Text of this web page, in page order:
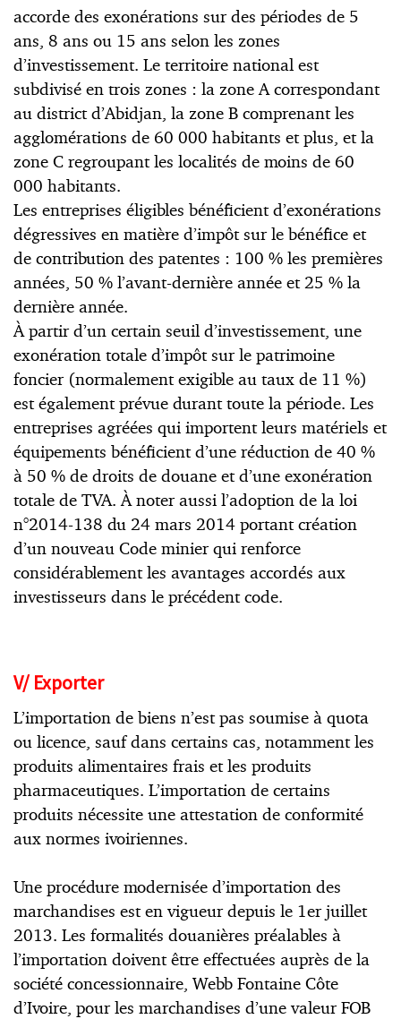
accorde des exonérations sur des périodes de 5
ans, 8 ans ou 15 ans selon les zones
d’investissement. Le territoire national est
subdivisé en trois zones : la zone A correspondant
au district d’Abidjan, la zone B comprenant les
agglomérations de 60 000 habitants et plus, et la
zone C regroupant les localités de moins de 60
000 habitants.
Les entreprises éligibles bénéficient d’exonérations
dégressives en matière d’impôt sur le bénéfice et
de contribution des patentes : 100 % les premières
années, 50 % l’avant-dernière année et 25 % la
dernière année.
À partir d’un certain seuil d’investissement, une
exonération totale d’impôt sur le patrimoine
foncier (normalement exigible au taux de 11 %)
est également prévue durant toute la période. Les
entreprises agréées qui importent leurs matériels et
équipements bénéficient d’une réduction de 40 %
à 50 % de droits de douane et d’une exonération
totale de TVA. À noter aussi l’adoption de la loi
n°2014-138 du 24 mars 2014 portant création
d’un nouveau Code minier qui renforce
considérablement les avantages accordés aux
investisseurs dans le précédent code.
V/ Exporter
L’importation de biens n’est pas soumise à quota
ou licence, sauf dans certains cas, notamment les
produits alimentaires frais et les produits
pharmaceutiques. L’importation de certains
produits nécessite une attestation de conformité
aux normes ivoiriennes.
Une procédure modernisée d’importation des
marchandises est en vigueur depuis le 1er juillet
2013. Les formalités douanières préalables à
l’importation doivent être effectuées auprès de la
société concessionnaire, Webb Fontaine Côte
d’Ivoire, pour les marchandises d’une valeur FOB